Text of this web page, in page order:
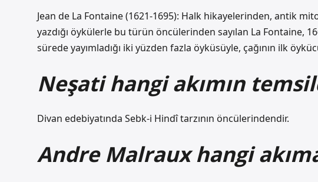
Jean de La Fontaine (1621-1695): Halk hikayelerinden, antik
yazdığı öykülerle bu türün öncülerinden sayılan La Fontaine,
sürede yayımladığı iki yüzden fazla öyküsüyle, çağının ilk
Neşati hangi akımın
Divan edebiyatında Sebk-i Hindî tarzının öncülerindendir.
Andre Malraux hangi